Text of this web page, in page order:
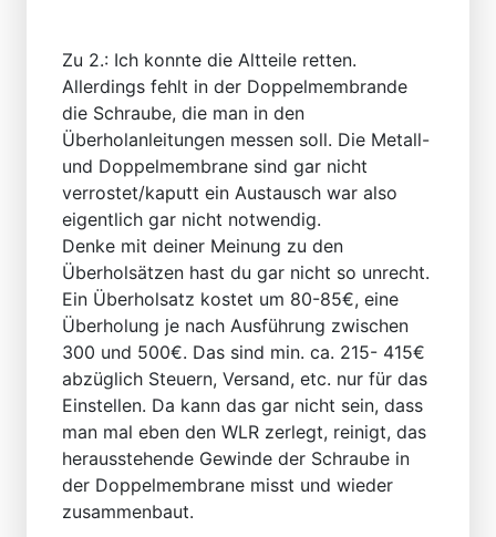
Zu 2.: Ich konnte die Altteile retten.
Allerdings fehlt in der Doppelmembrande
die Schraube, die man in den
Überholanleitungen messen soll. Die Metall-
und Doppelmembrane sind gar nicht
verrostet/kaputt ein Austausch war also
eigentlich gar nicht notwendig.
Denke mit deiner Meinung zu den
Überholsätzen hast du gar nicht so unrecht.
Ein Überholsatz kostet um 80-85€, eine
Überholung je nach Ausführung zwischen
300 und 500€. Das sind min. ca. 215- 415€
abzüglich Steuern, Versand, etc. nur für das
Einstellen. Da kann das gar nicht sein, dass
man mal eben den WLR zerlegt, reinigt, das
herausstehende Gewinde der Schraube in
der Doppelmembrane misst und wieder
zusammenbaut.